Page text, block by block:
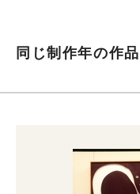
同じ制作年の作品